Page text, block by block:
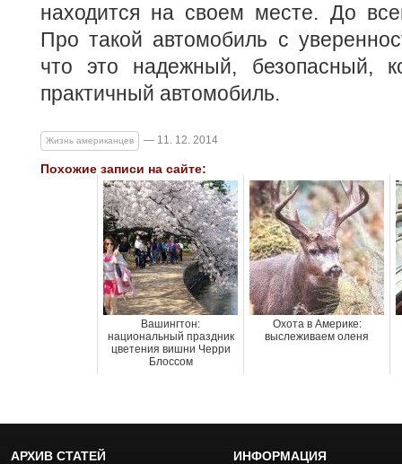
находится на своем месте. До
Про такой автомобиль с
что это надежный, безопасный,
практичный автомобиль.
Жизнь американцев — 11. 12. 2014
Похожие записи на сайте:
Вашингтон:
национальный праздник
цветения вишни Черри
Блоссом
Охота в Америке:
выслеживаем оленя
АРХИВ СТАТЕЙ ИНФОРМАЦИЯ